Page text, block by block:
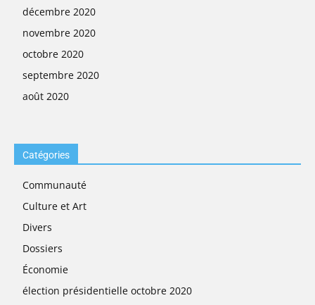
décembre 2020
novembre 2020
octobre 2020
septembre 2020
août 2020
Catégories
Communauté
Culture et Art
Divers
Dossiers
Économie
élection présidentielle octobre 2020